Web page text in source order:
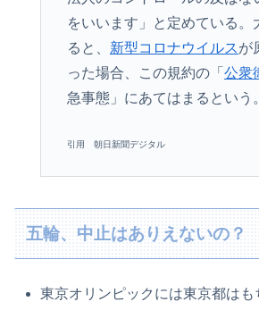
をいいます」と定めている。
ると、 新型コロナウイルスが
った場合、この規約の「 公衆
急事態」にあてはまるという。
引用 朝日新聞デジタル
五輪、中止はありえないの？
東京オリンピックには東京都はも